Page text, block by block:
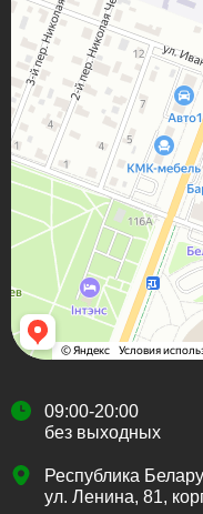
09:00-20:00
без выходных
Республика
ул. Ленина, 81,